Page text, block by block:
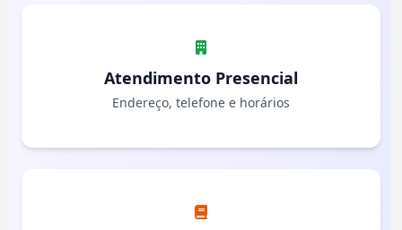
Atendimento Presencial
Endereço, telefone e horários